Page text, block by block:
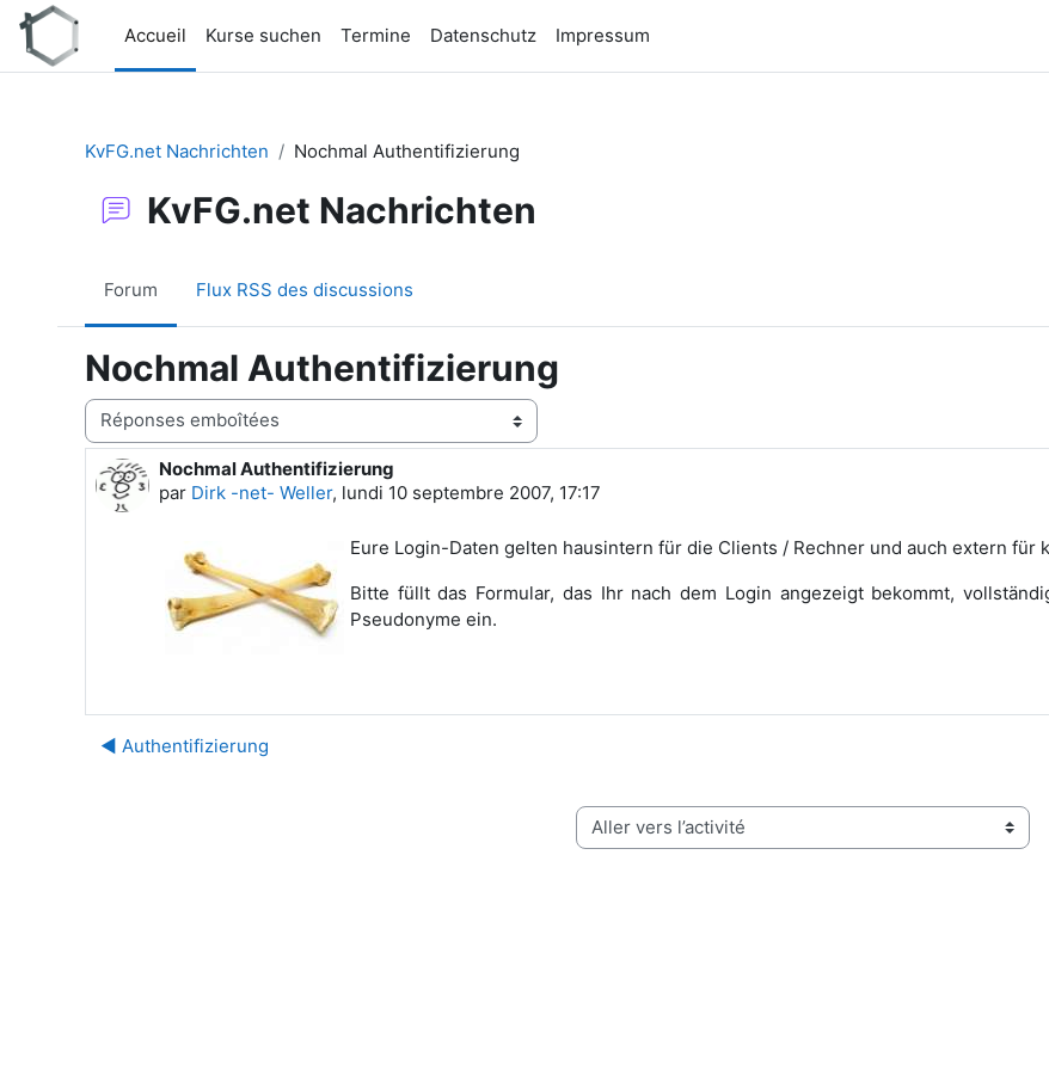
Passer au contenu principal
Accueil
Kurse suchen Termine Datenschutz Impressum
KvFG.net Nachrichten
Nochmal Authentifizierung
KvFG.net Nachrichten
Forum Flux RSS des discussions
Nochmal Authentifizierung
Type d’affichage
Nochmal Authentifizierung
par Dirk -net- Weller, lundi 10 septembre 2007, 17:17
Nombre de réponses : 0
Eure Login-Daten gelten hausintern für die Clients / Rechner und auch extern für
Bitte füllt das Formular, das Ihr nach dem Login angezeigt bekommt,
Pseudonyme ein.
◀︎ Authentifizierung
Aller vers l’activité